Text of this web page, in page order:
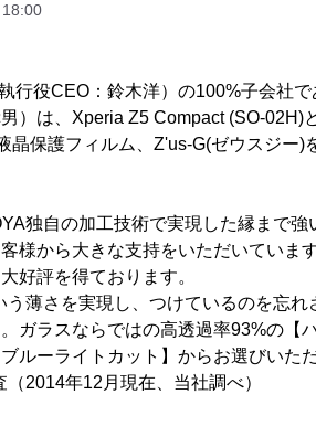
行役CEO：鈴木洋）の100%子会社
）は、Xperia Z5 Compact (SO-02H)
晶保護フィルム、Z'us-G(ゼウスジー)
独自の加工技術で実現した縁まで強
様から大きな支持をいただいていま
好評を得ております。
薄さを実現し、つけているのを忘れ
ガラスならではの高透過率93%の【
ルーライトカット】からお選びいただ
2014年12月現在、当社調べ）